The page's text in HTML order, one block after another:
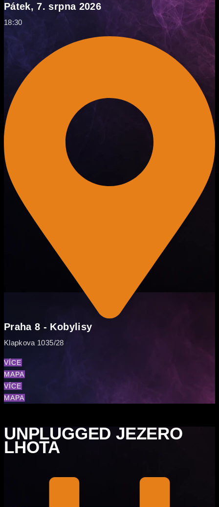
Pátek, 7. srpna 2026
18:30
Praha 8 - Kobylisy
Klapkova 1035/28
VÍCE
MAPA
VÍCE
MAPA
UNPLUGGED JEZERO
LHOTA